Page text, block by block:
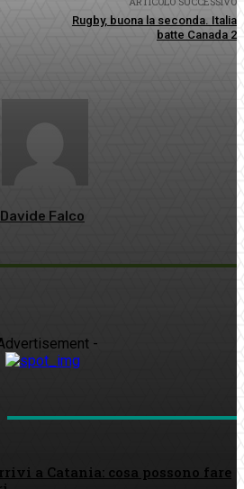
Rugby, buona la seconda. Italia
batte Canada 2
Davide Falco
-
a Catania: cosa possono fare